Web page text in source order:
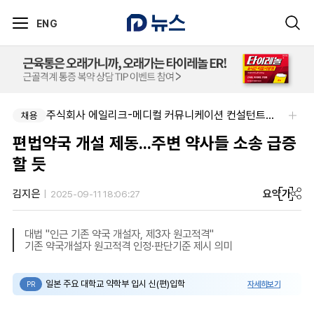
ENG
채용 주식회사 에일리크-메디컬 커뮤니케이션 컨설턴트(Associate) / 메디컬라이터 채용
편법약국 개설 제동...주변 약사들 소송 급증
할 듯
김지은 2025-09-11 18:06:27 요약가
대법 "인근 기존 약국 개설자, 제3자 원고적격"
기존 약국개설자 원고적격 인정·판단기준 제시 의미
PR 일본 주요 대학교 약학부 입시 신(편)입학 자세히보기